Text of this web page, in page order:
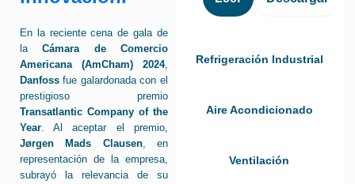
En la reciente cena de gala de
laCámara de Comercio
Americana (AmCham) 2024,
Danfoss fue galardonada con el
prestigioso premio
Transatlantic Company of the
Year. Al aceptar el premio,
Jørgen Mads Clausen, en
representación de la empresa,
subrayó la relevancia de su
Refrigeración Industrial
Aire Acondicionado
Ventilación